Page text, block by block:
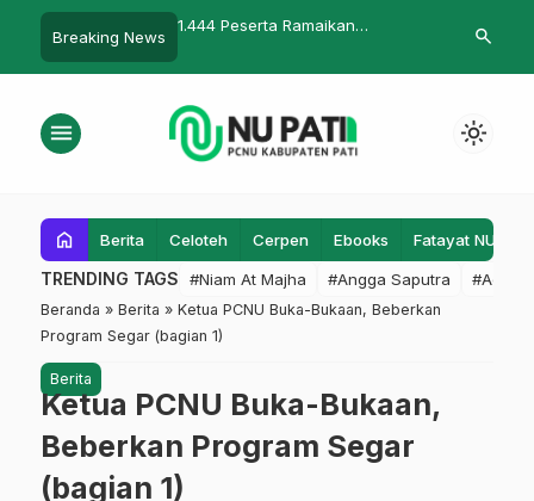
Breaking News
1.444 Peserta Ramaikan
Persimanu I Ma’arif NU Jateng
Wagub Turun Tangan Pantau
search
menu light_mode
home Berita Celoteh Cerpen Ebooks Fatayat NU
TRENDING TAGS #Niam At Majha #Angga Saputra #Admin
Beranda » Berita » Ketua PCNU Buka-Bukaan, Beberkan
Program Segar (bagian 1)
Berita
Ketua PCNU Buka-Bukaan,
Beberkan Program Segar
(bagian 1)